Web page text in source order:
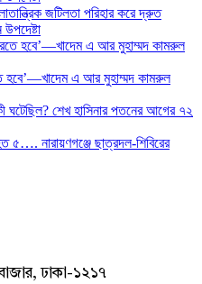
জটিলতা পরিহার করে দ্রুত
হবে’—খাদেম এ আর মুহাম্মদ কামরুল
শেখ হাসিনার পতনের আগের ৭২
‎নারায়ণগঞ্জে ছাত্রদল-শিবিরের
ঢাকা-১২১৭